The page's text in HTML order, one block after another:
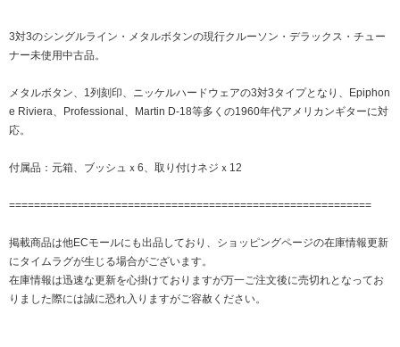
3対3のシングルライン・メタルボタンの現行クルーソン・デラックス・チュー
ナー未使用中古品。
メタルボタン、1列刻印、ニッケルハードウェアの3対3タイプとなり、Epiphon
e Riviera、Professional、Martin D-18等多くの1960年代アメリカンギターに対
応。
付属品：元箱、ブッシュｘ6、取り付けネジｘ12
==========================================================
掲載商品は他ECモールにも出品しており、ショッピングページの在庫情報更新
にタイムラグが生じる場合がございます。
在庫情報は迅速な更新を心掛けておりますが万一ご注文後に売切れとなってお
りました際には誠に恐れ入りますがご容赦ください。